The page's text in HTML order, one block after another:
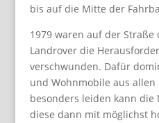
bis auf die Mitte der
1979 waren auf der
Landrover die
verschwunden. Dafür
und Wohnmobile aus
besonders leiden kann
diese dann mit möglichst